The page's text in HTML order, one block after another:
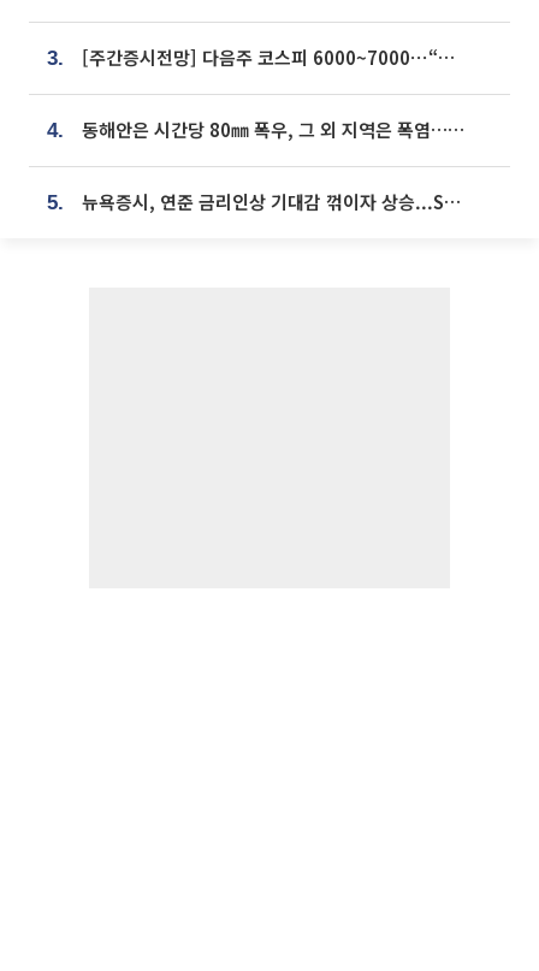
3. [주간증시전망] 다음주 코스피 6000~7000⋯“外人 수급은 정책이 변수”
4. 동해안은 시간당 80㎜ 폭우, 그 외 지역은 폭염…‘극과 극 날씨’
5. 뉴욕증시, 연준 금리인상 기대감 꺾이자 상승...S&P500 사상 최고치 [종합]